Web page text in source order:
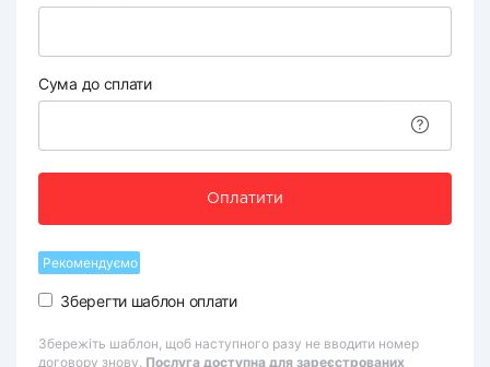
Сума до сплати
Оплатити
Рекомендуємо
Зберегти шаблон оплати
Збережіть шаблон, щоб наступного разу не вводити номер
договору знову. Послуга доступна для зареєстрованих